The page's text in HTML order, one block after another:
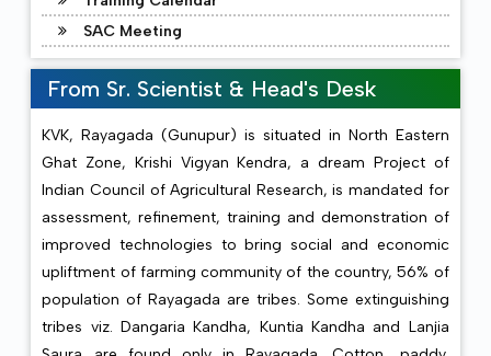
Rayagada district and at KVK campus from 1st
to 15th November 2025.
31.10.2025Integrity pledge taken by the staff
members of KVK, farmers and farm women
during observance of National Unity Day 2025.
27.10.2025Vigilance Awareness Week 2025
observed on Dt. 27.10.2025 at KVK campus by
taking Integrity Pledge by all staff members.
16.10.2025 Celebration of World Food Day at
Village- Pujariguda, block- Gunupur
SAC Meeting
From Sr. Scientist & Head's Desk
KVK, Rayagada (Gunupur) is situated in North Eastern
Ghat Zone, Krishi Vigyan Kendra, a dream Project of
Indian Council of Agricultural Research, is mandated for
assessment, refinement, training and demonstration of
improved technologies to bring social and economic
upliftment of farming community of the country, 56% of
population of Rayagada are tribes. Some extinguishing
tribes viz. Dangaria Kandha, Kuntia Kandha and Lanjia